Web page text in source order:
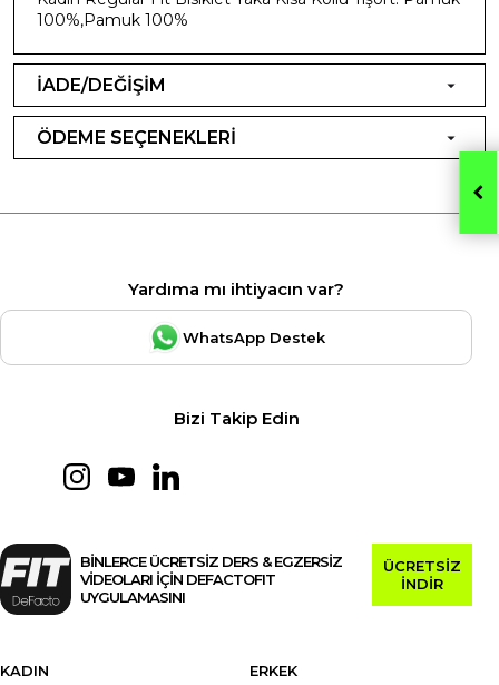
100%,Pamuk 100%
İADE/DEĞİŞİM
ÖDEME SEÇENEKLERİ
Yardıma mı ihtiyacın var?
WhatsApp Destek
Bizi Takip Edin
BİNLERCE ÜCRETSİZ DERS & EGZERSİZ
VİDEOLARI İÇİN DEFACTOFIT
UYGULAMASINI
ÜCRETSİZ
İNDİR
KADIN
ERKEK